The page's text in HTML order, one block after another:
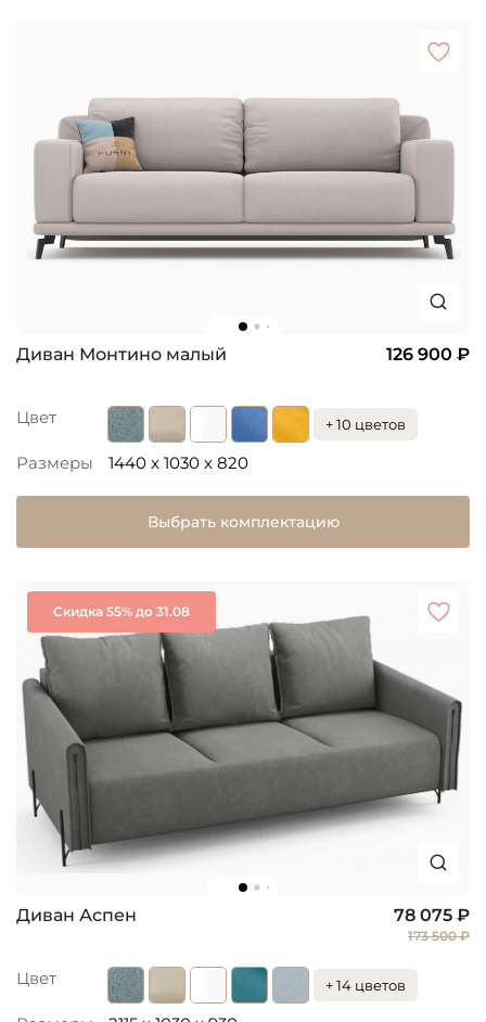
Диван Монтино малый 126 900 ₽
Цвет + 10 цветов
Размеры 1440 x 1030 x 820
Выбрать комплектацию
Скидка 55% до 31.08
Диван Аспен 78 075 ₽
173 500 ₽
Цвет + 14 цветов